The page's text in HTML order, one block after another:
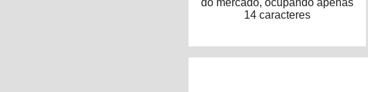
do mercado, ocupando apenas
14 caracteres